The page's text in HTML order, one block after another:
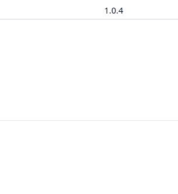
1.0.4